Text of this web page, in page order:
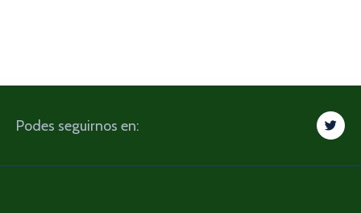
Podes seguirnos en: